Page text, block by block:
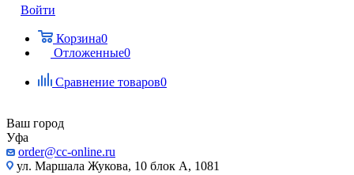
Войти
Корзина0
Отложенные0
Сравнение товаров0
Ваш город
Уфа
order@cc-online.ru
ул. Маршала Жукова, 10 блок А, 1081